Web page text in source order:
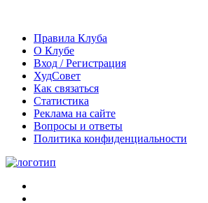
Правила Клуба
О Клубе
Вход / Регистрация
ХудСовет
Как связаться
Статистика
Реклама на сайте
Вопросы и ответы
Политика конфиденциальности